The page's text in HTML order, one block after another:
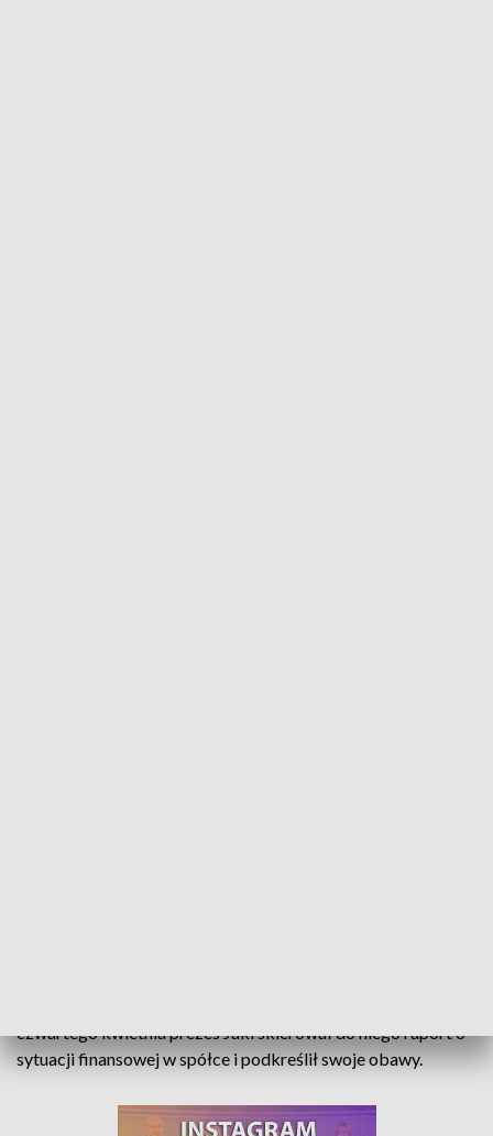
czwartego kwietnia prezes Jaki skierował do niego raport o
sytuacji finansowej w spółce i podkreślił swoje obawy.